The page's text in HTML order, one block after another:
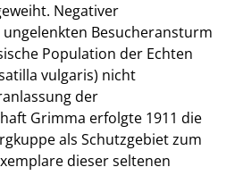
Negativer
Besucheransturm
Population der Echten
vulgaris) nicht
der
Grimma erfolgte 1911 die
als Schutzgebiet zum
dieser seltenen